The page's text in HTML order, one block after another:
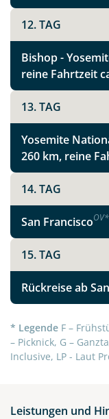
12. TAG
Bishop -
reine Fahrtzeit
13. TAG
Yosemite
260 km, reine
14. TAG
San FranciscoOV*
15. TAG
Rückreise ab
* Legende F –
– Picknick, G –
Inclusive, LP - Laut
Leistungen und